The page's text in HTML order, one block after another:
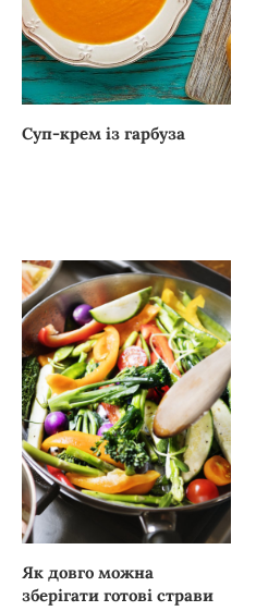
Суп-крем із гарбуза
Як довго можна
зберігати готові страви